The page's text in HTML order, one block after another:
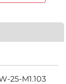
25-М1.103